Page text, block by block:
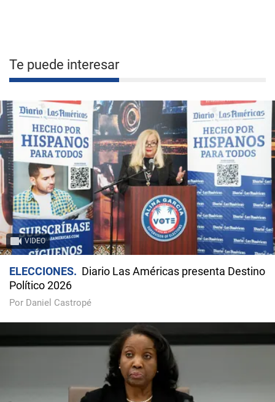
Te puede interesar
VIDEO
ELECCIONES
Diario Las Américas presenta Destino
Político 2026
Por Daniel Castropé